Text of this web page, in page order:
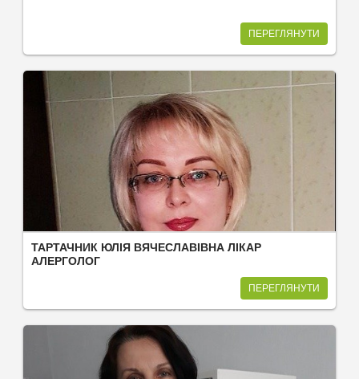
ПЕРЕГЛЯНУТИ
ТАРТАЧНИК ЮЛІЯ ВЯЧЕСЛАВІВНА ЛІКАР
АЛЕРГОЛОГ
ПЕРЕГЛЯНУТИ